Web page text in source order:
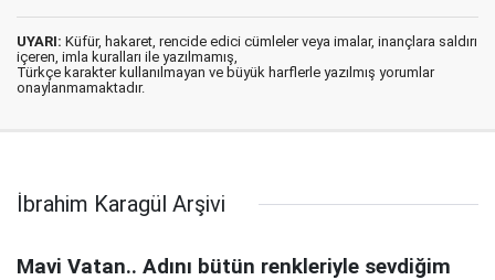
UYARI: Küfür, hakaret, rencide edici cümleler veya imalar, inançlara saldırı
içeren, imla kuralları ile yazılmamış,
Türkçe karakter kullanılmayan ve büyük harflerle yazılmış yorumlar
onaylanmamaktadır.
İbrahim Karagül Arşivi
Mavi Vatan.. Adını bütün renkleriyle sevdiğim